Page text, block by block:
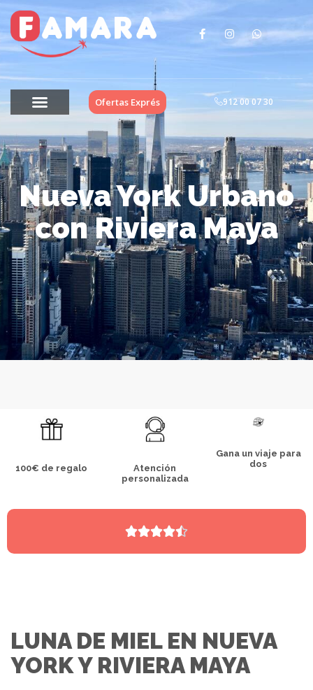
Ofertas Exprés 912 00 07 30
Nueva York Urbano
con Riviera Maya
100€ de regalo
Atención
personalizada
Gana un viaje para
dos

LUNA DE MIEL EN NUEVA
YORK Y RIVIERA MAYA